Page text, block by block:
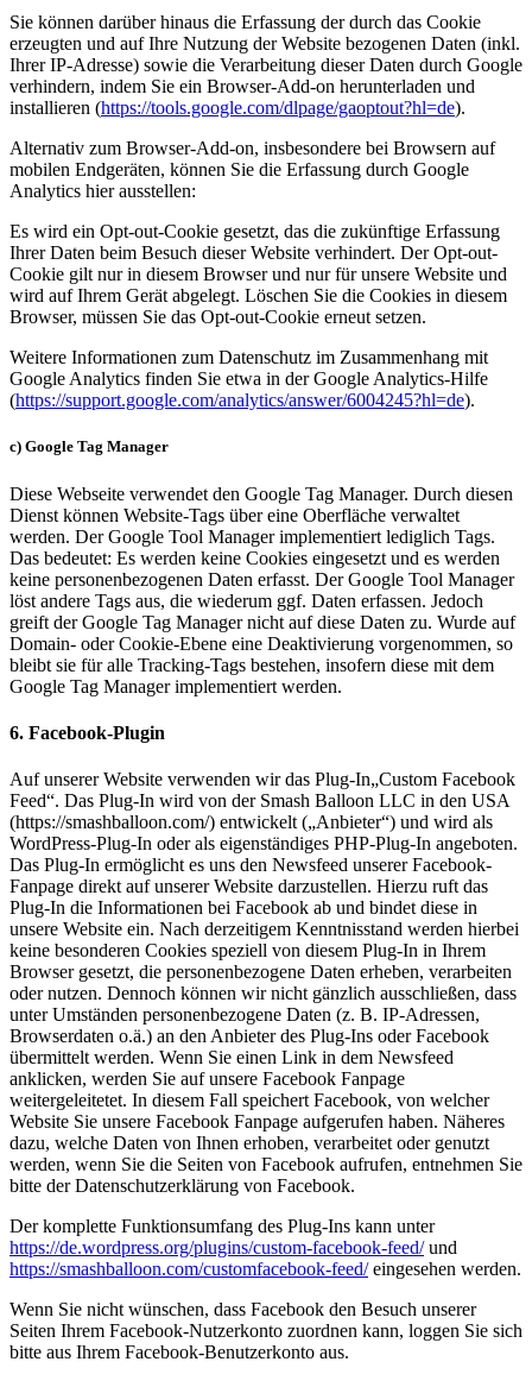
Sie können darüber hinaus die Erfassung der durch das Cookie
erzeugten und auf Ihre Nutzung der Website bezogenen Daten (inkl.
Ihrer IP-Adresse) sowie die Verarbeitung dieser Daten durch Google
verhindern, indem Sie ein Browser-Add-on herunterladen und
installieren (https://tools.google.com/dlpage/gaoptout?hl=de).
Alternativ zum Browser-Add-on, insbesondere bei Browsern auf
mobilen Endgeräten, können Sie die Erfassung durch Google
Analytics hier ausstellen:
Es wird ein Opt-out-Cookie gesetzt, das die zukünftige Erfassung
Ihrer Daten beim Besuch dieser Website verhindert. Der Opt-out-
Cookie gilt nur in diesem Browser und nur für unsere Website und
wird auf Ihrem Gerät abgelegt. Löschen Sie die Cookies in diesem
Browser, müssen Sie das Opt-out-Cookie erneut setzen.
Weitere Informationen zum Datenschutz im Zusammenhang mit
Google Analytics finden Sie etwa in der Google Analytics-Hilfe
(https://support.google.com/analytics/answer/6004245?hl=de).
c) Google Tag Manager
Diese Webseite verwendet den Google Tag Manager. Durch diesen
Dienst können Website-Tags über eine Oberfläche verwaltet
werden. Der Google Tool Manager implementiert lediglich Tags.
Das bedeutet: Es werden keine Cookies eingesetzt und es werden
keine personenbezogenen Daten erfasst. Der Google Tool Manager
löst andere Tags aus, die wiederum ggf. Daten erfassen. Jedoch
greift der Google Tag Manager nicht auf diese Daten zu. Wurde auf
Domain- oder Cookie-Ebene eine Deaktivierung vorgenommen, so
bleibt sie für alle Tracking-Tags bestehen, insofern diese mit dem
Google Tag Manager implementiert werden.
6. Facebook-Plugin
Auf unserer Website verwenden wir das Plug-In„Custom Facebook
Feed“. Das Plug-In wird von der Smash Balloon LLC in den USA
(https://smashballoon.com/) entwickelt („Anbieter“) und wird als
WordPress-Plug-In oder als eigenständiges PHP-Plug-In angeboten.
Das Plug-In ermöglicht es uns den Newsfeed unserer Facebook-
Fanpage direkt auf unserer Website darzustellen. Hierzu ruft das
Plug-In die Informationen bei Facebook ab und bindet diese in
unsere Website ein. Nach derzeitigem Kenntnisstand werden hierbei
keine besonderen Cookies speziell von diesem Plug-In in Ihrem
Browser gesetzt, die personenbezogene Daten erheben, verarbeiten
oder nutzen. Dennoch können wir nicht gänzlich ausschließen, dass
unter Umständen personenbezogene Daten (z. B. IP-Adressen,
Browserdaten o.ä.) an den Anbieter des Plug-Ins oder Facebook
übermittelt werden. Wenn Sie einen Link in dem Newsfeed
anklicken, werden Sie auf unsere Facebook Fanpage
weitergeleitetet. In diesem Fall speichert Facebook, von welcher
Website Sie unsere Facebook Fanpage aufgerufen haben. Näheres
dazu, welche Daten von Ihnen erhoben, verarbeitet oder genutzt
werden, wenn Sie die Seiten von Facebook aufrufen, entnehmen Sie
bitte der Datenschutzerklärung von Facebook.
Der komplette Funktionsumfang des Plug-Ins kann unter
https://de.wordpress.org/plugins/custom-facebook-feed/und
https://smashballoon.com/customfacebook-feed/eingesehen werden.
Wenn Sie nicht wünschen, dass Facebook den Besuch unserer
Seiten Ihrem Facebook-Nutzerkonto zuordnen kann, loggen Sie sich
bitte aus Ihrem Facebook-Benutzerkonto aus.